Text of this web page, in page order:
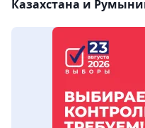
Казахстана и